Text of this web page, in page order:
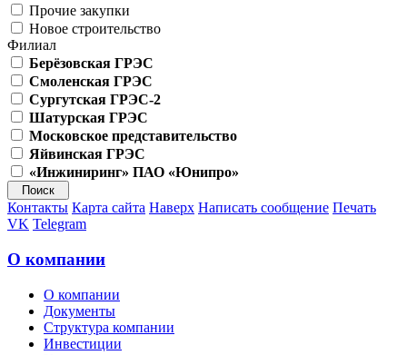
Прочие закупки
Новое строительство
Филиал
Берёзовская ГРЭС
Смоленская ГРЭС
Сургутская ГРЭС-2
Шатурская ГРЭС
Московское представительство
Яйвинская ГРЭС
«Инжиниринг» ПАО «Юнипро»
Контакты Карта сайта Наверх Написать сообщение Печать
VK Telegram
О компании
О компании
Документы
Структура компании
Инвестиции